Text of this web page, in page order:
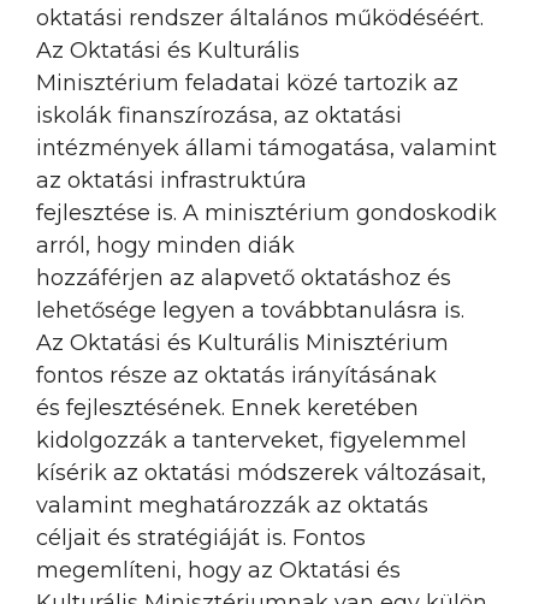
oktatási rendszer általános működéséért.
Az Oktatási és Kulturális
Minisztérium feladatai közé tartozik az
iskolák finanszírozása, az oktatási
intézmények állami támogatása, valamint
az oktatási infrastruktúra
fejlesztése is. A minisztérium gondoskodik
arról, hogy minden diák
hozzáférjen az alapvető oktatáshoz és
lehetősége legyen a továbbtanulásra is.
Az Oktatási és Kulturális Minisztérium
fontos része az oktatás irányításának
és fejlesztésének. Ennek keretében
kidolgozzák a tanterveket, figyelemmel
kísérik az oktatási módszerek változásait,
valamint meghatározzák az oktatás
céljait és stratégiáját is. Fontos
megemlíteni, hogy az Oktatási és